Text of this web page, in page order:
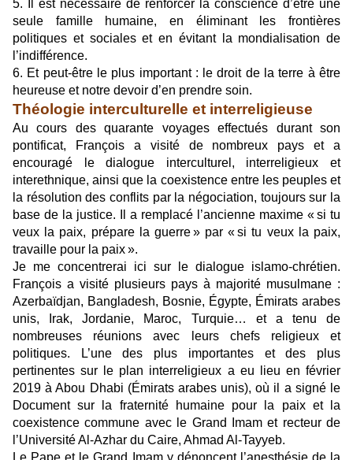
5. Il est nécessaire de renforcer la conscience d’être une
seule famille humaine, en éliminant les frontières
politiques et sociales et en évitant la mondialisation de
l’indifférence.
6. Et peut-être le plus important : le droit de la terre à être
heureuse et notre devoir d’en prendre soin.
Théologie interculturelle et interreligieuse
Au cours des quarante voyages effectués durant son
pontificat, François a visité de nombreux pays et a
encouragé le dialogue interculturel, interreligieux et
interethnique, ainsi que la coexistence entre les peuples et
la résolution des conflits par la négociation, toujours sur la
base de la justice. Il a remplacé l’ancienne maxime « si tu
veux la paix, prépare la guerre » par « si tu veux la paix,
travaille pour la paix ».
Je me concentrerai ici sur le dialogue islamo-chrétien.
François a visité plusieurs pays à majorité musulmane :
Azerbaïdjan, Bangladesh, Bosnie, Égypte, Émirats arabes
unis, Irak, Jordanie, Maroc, Turquie… et a tenu de
nombreuses réunions avec leurs chefs religieux et
politiques. L’une des plus importantes et des plus
pertinentes sur le plan interreligieux a eu lieu en février
2019 à Abou Dhabi (Émirats arabes unis), où il a signé le
Document sur la fraternité humaine pour la paix et la
coexistence commune avec le Grand Imam et recteur de
l’Université Al-Azhar du Caire, Ahmad Al-Tayyeb.